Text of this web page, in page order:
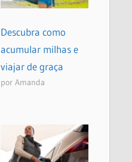
Descubra como
acumular milhas e
viajar de graça
por Amanda